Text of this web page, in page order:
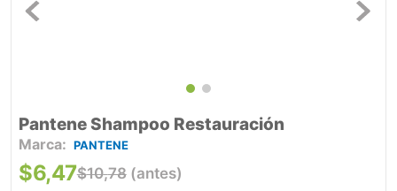
Pantene Shampoo Restauración
PANTENE
$10,78 (antes)
$6,47